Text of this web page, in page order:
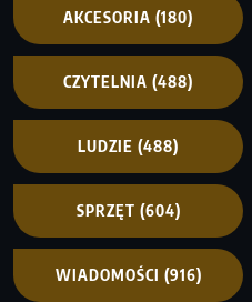
AKCESORIA (180)
CZYTELNIA (488)
LUDZIE (488)
SPRZĘT (604)
WIADOMOŚCI (916)